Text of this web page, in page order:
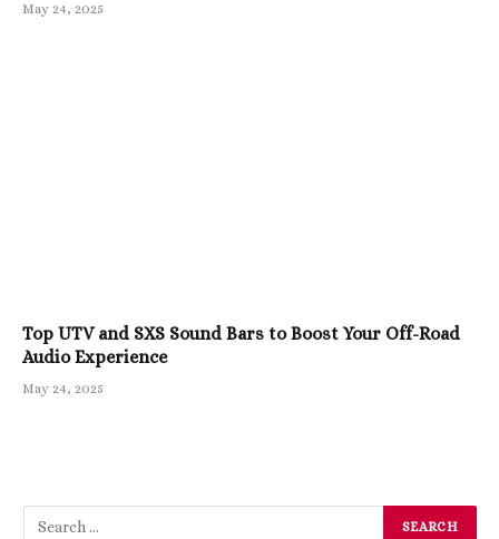
May 24, 2025
Top UTV and SXS Sound Bars to Boost Your Off-Road
Audio Experience
May 24, 2025